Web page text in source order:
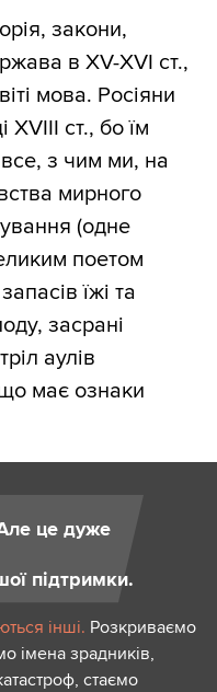
закони,
в ХV-ХVІ ст.,
мова. Росіяни
ст., бо їм
з чим ми, на
мирного
(одне
поетом
їжі та
засрані
аулів
має ознаки
це дуже
підтримки.
інші. Розкриваємо
імена зрадників,
стаємо